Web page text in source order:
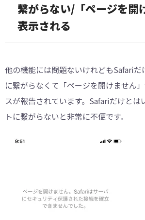
繋がらない/「ページを開
表示される
他の機能には問題ないけれどもSafariだ
に繋がらなくて「ページを開けません
スが報告されています。Safariだけとは
トに繋がらないと非常に不便です。